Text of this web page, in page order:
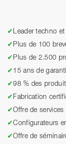
✔ Leader techno
✔ Plus de 100
✔ Plus de 2.500
✔ 15 ans de
✔98 % des
✔ Fabrication
✔Offre de
✔Configurateurs
✔Offre de